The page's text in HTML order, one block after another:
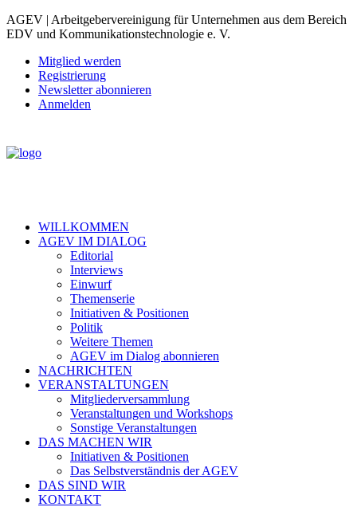
AGEV | Arbeitgebervereinigung für Unternehmen aus dem Bereich
EDV und Kommunikationstechnologie e. V.
Mitglied werden
Registrierung
Newsletter abonnieren
Anmelden
WILLKOMMEN
AGEV IM DIALOG
Editorial
Interviews
Einwurf
Themenserie
Initiativen & Positionen
Politik
Weitere Themen
AGEV im Dialog abonnieren
NACHRICHTEN
VERANSTALTUNGEN
Mitgliederversammlung
Veranstaltungen und Workshops
Sonstige Veranstaltungen
DAS MACHEN WIR
Initiativen & Positionen
Das Selbstverständnis der AGEV
DAS SIND WIR
KONTAKT